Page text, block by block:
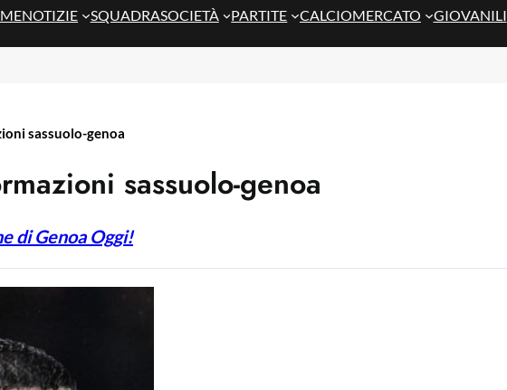
NOTIZIE SQUADRASOCIETÀ PARTITE CALCIOMERCATO GIOVANILI
sassuolo-genoa
sassuolo-genoa
di Genoa Oggi!